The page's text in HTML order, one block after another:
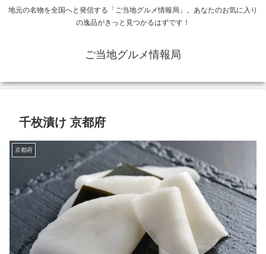
地元の名物を全国へと発信する「ご当地グルメ情報局」。あなたのお気に入り
の逸品がきっと見つかるはずです！
ご当地グルメ情報局
千枚漬け 京都府
京都府